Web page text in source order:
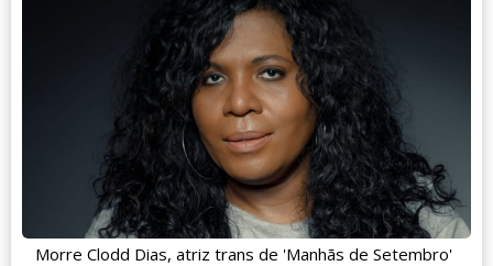
Morre Clodd Dias, atriz trans de 'Manhãs de Setembro'